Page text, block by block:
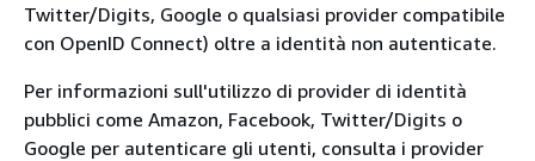
Twitter/Digits, Google o qualsiasi provider compatibile
con OpenID Connect) oltre a identità non autenticate.
Per informazioni sull'utilizzo di provider di identità
pubblici come Amazon, Facebook, Twitter/Digits o
Google per autenticare gli utenti, consulta i provider